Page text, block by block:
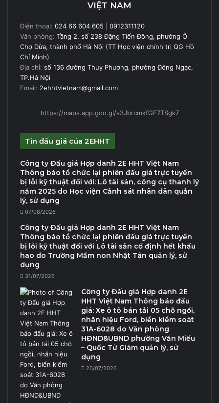
VIỆT NAM
Điện thoại: 024 66 604 605
0912311120
Văn phòng: Tầng 2, số 238 Đặng Tiến Đông, phường Ô
Chợ Dừa, thành phố Hà Nội (TT Học viện chính trị QG Hồ
Chí Minh)
Địa chỉ: số 136 đường Thuỵ Phương, phường Đông Ngạc,
TP.Hà Nội
Email: 2ehhtvietnam@gmail.com
https://maps.app.goo.gl/s3JbrcmkfGE7TSgk7
Tin đấu giá của 2EHHT
Công ty Đấu giá Hợp danh 2E HHT Việt Nam
Thông báo tổ chức lại phiên đấu giá trực tuyến
bị lỗi kỹ thuật đối với: Lô tài sản, công cụ thanh lý
năm 2025 do Học viện Cảnh sát nhân dân quản
lý, sử dụng
07/08/2026
Công ty Đấu giá Hợp danh 2E HHT Việt Nam
Thông báo tổ chức lại phiên đấu giá trực tuyến
bị lỗi kỹ thuật đối với Lô tài sản cố định hết khấu
hao do Trường Mầm non Nhật Tân quản lý, sử
dụng
31/07/2026
Công ty Đấu giá Hợp danh 2E
HHT Việt Nam Thông báo đấu
giá: Xe ô tô bán tải 05 chỗ ngồi,
nhãn hiệu Ford, biển kiểm soát
31A-6028 do Văn phòng
HĐND&UBND phường Văn Miếu
– Quốc Tử Giám quản lý, sử
dụng
20/07/2026